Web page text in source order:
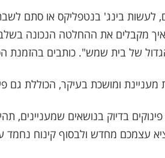
לעשות בינג' בנטפליקס או סתם
איך מקבלים את ההחלטה הנכונה
של בית שמש". כותבים בהזמנת
ומושכת בעיקר, הכוללת גם
פינוקים בדיוק בנושאים
עצמכם מחדש ולבסוף קינוח נחמד